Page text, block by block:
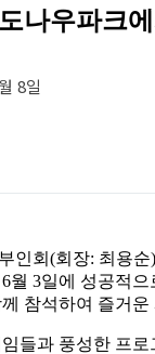
나우파크
8일
인회(회장: 최용
월 3일에 성공적으
참석하여 즐거운
들과 풍성한 프로